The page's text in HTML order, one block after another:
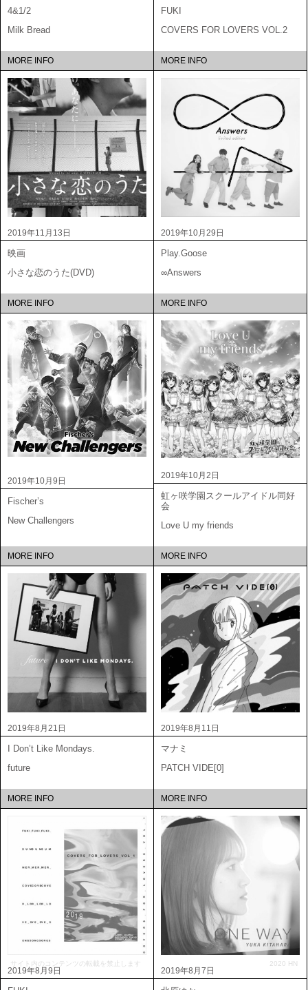
4&1/2
Milk Bread
MORE INFO
FUKI
COVERS FOR LOVERS VOL.2
MORE INFO
2019年11月13日
映画
小さな恋のうた(DVD)
MORE INFO
2019年10月29日
Play.Goose
∞Answers
MORE INFO
2019年10月9日
Fischer’s
New Challengers
MORE INFO
2019年10月2日
虹ヶ咲学園スクールアイドル同好
会
Love U my friends
MORE INFO
2019年8月21日
I Don’t Like Mondays.
future
MORE INFO
2019年8月11日
マナミ
PATCH VIDE[0]
MORE INFO
2019年8月9日 2019年8月7日
サイト内のコンテンツの転載を禁止します 2020 HN